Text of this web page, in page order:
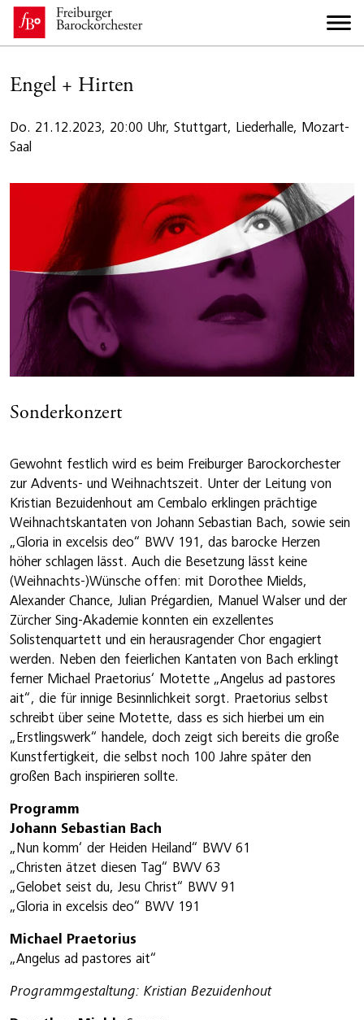
Engel + Hirten
Do. 21.12.2023, 20:00 Uhr, Stuttgart, Liederhalle, Mozart-
Saal
Sonderkonzert
Gewohnt festlich wird es beim Freiburger Barockorchester
zur Advents- und Weihnachtszeit. Unter der Leitung von
Kristian Bezuidenhout am Cembalo erklingen prächtige
Weihnachtskantaten von Johann Sebastian Bach, sowie sein
„Gloria in excelsis deo“ BWV 191, das barocke Herzen
höher schlagen lässt. Auch die Besetzung lässt keine
(Weihnachts-)Wünsche offen: mit Dorothee Mields,
Alexander Chance, Julian Prégardien, Manuel Walser und der
Zürcher Sing-Akademie konnten ein exzellentes
Solistenquartett und ein herausragender Chor engagiert
werden. Neben den feierlichen Kantaten von Bach erklingt
ferner Michael Praetorius‘ Motette „Angelus ad pastores
ait“, die für innige Besinnlichkeit sorgt. Praetorius selbst
schreibt über seine Motette, dass es sich hierbei um ein
„Erstlingswerk“ handele, doch zeigt sich bereits die große
Kunstfertigkeit, die selbst noch 100 Jahre später den
großen Bach inspirieren sollte.
Programm
Johann Sebastian Bach
„Nun komm‘ der Heiden Heiland“ BWV 61
„Christen ätzet diesen Tag“ BWV 63
„Gelobet seist du, Jesu Christ“ BWV 91
„Gloria in excelsis deo“ BWV 191
Michael Praetorius
„Angelus ad pastores ait“
Programmgestaltung: Kristian Bezuidenhout